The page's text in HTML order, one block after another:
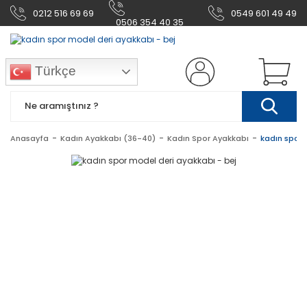
0212 516 69 69
0506 354 40 35
0549 601 49 49
Türkçe
Anasayfa Kadın Ayakkabı (36-40) Kadın Spor Ayakkabı kadın spor